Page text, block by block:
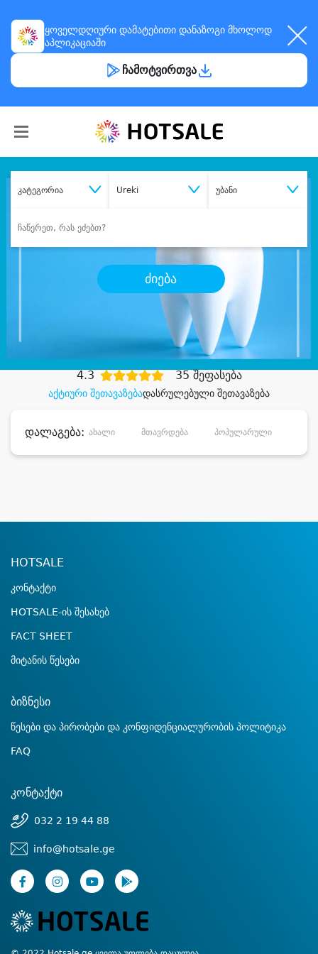
ყოველდღიური დამატებითი დანაზოგი მხოლოდ
აპლიკაციაში
ჩამოტვირთვა
კატეგორია Ureki უბანი
ძიება
სასურველი მომსახურება
დიდი დანაზოგით
აქტიური შეთავაზებადასრულებული შეთავაზება
4.3 35 შეფასება
დალაგება: ახალი მთავრდება პოპულარული
HOTSALE
კონტაქტი
HOTSALE-ის შესახებ
FACT SHEET
მიტანის წესები
ბიზნესი
წესები და პირობები და კონფიდენციალურობის პოლიტიკა
FAQ
კონტაქტი
032 2 19 44 88
info@hotsale.ge